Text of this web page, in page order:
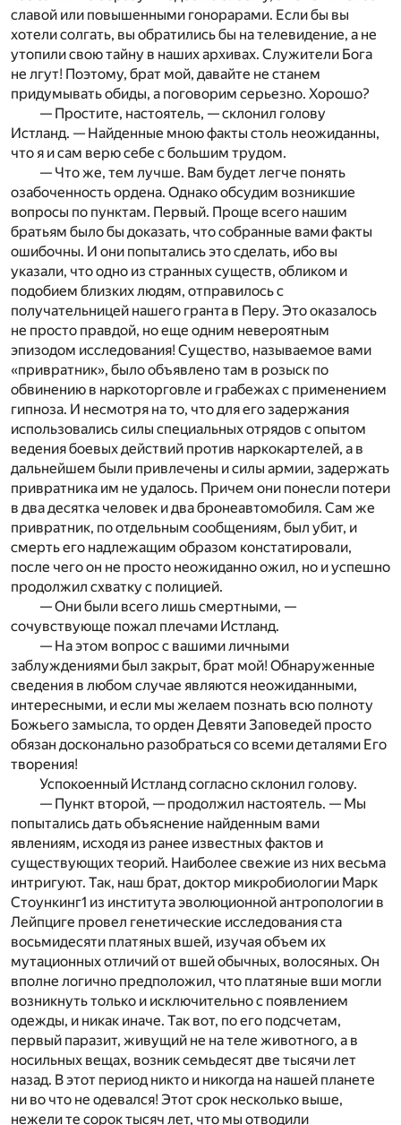
славой или повышенными гонорарами. Если бы вы
хотели солгать, вы обратились бы на телевидение, а не
утопили свою тайну в наших архивах. Служители Бога
не лгут! Поэтому, брат мой, давайте не станем
придумывать обиды, а поговорим серьезно. Хорошо?
— Простите, настоятель, — склонил голову
Истланд. — Найденные мною факты столь неожиданны,
что я и сам верю себе с большим трудом.
— Что же, тем лучше. Вам будет легче понять
озабоченность ордена. Однако обсудим возникшие
вопросы по пунктам. Первый. Проще всего нашим
братьям было бы доказать, что собранные вами факты
ошибочны. И они попытались это сделать, ибо вы
указали, что одно из странных существ, обликом и
подобием близких людям, отправилось с
получательницей нашего гранта в Перу. Это оказалось
не просто правдой, но еще одним невероятным
эпизодом исследования! Существо, называемое вами
«привратник», было объявлено там в розыск по
обвинению в наркоторговле и грабежах с применением
гипноза. И несмотря на то, что для его задержания
использовались силы специальных отрядов с опытом
ведения боевых действий против наркокартелей, а в
дальнейшем были привлечены и силы армии, задержать
привратника им не удалось. Причем они понесли потери
в два десятка человек и два бронеавтомобиля. Сам же
привратник, по отдельным сообщениям, был убит, и
смерть его надлежащим образом констатировали,
после чего он не просто неожиданно ожил, но и успешно
продолжил схватку с полицией.
— Они были всего лишь смертными, —
сочувствующе пожал плечами Истланд.
— На этом вопрос с вашими личными
заблуждениями был закрыт, брат мой! Обнаруженные
сведения в любом случае являются неожиданными,
интересными, и если мы желаем познать всю полноту
Божьего замысла, то орден Девяти Заповедей просто
обязан досконально разобраться со всеми деталями Его
творения!
Успокоенный Истланд согласно склонил голову.
— Пункт второй, — продолжил настоятель. — Мы
попытались дать объяснение найденным вами
явлениям, исходя из ранее известных фактов и
существующих теорий. Наиболее свежие из них весьма
интригуют. Так, наш брат, доктор микробиологии Марк
Стоункинг1 из института эволюционной антропологии в
Лейпциге провел генетические исследования ста
восьмидесяти платяных вшей, изучая объем их
мутационных отличий от вшей обычных, волосяных. Он
вполне логично предположил, что платяные вши могли
возникнуть только и исключительно с появлением
одежды, и никак иначе. Так вот, по его подсчетам,
первый паразит, живущий не на теле животного, а в
носильных вещах, возник семьдесят две тысячи лет
назад. В этот период никто и никогда на нашей планете
ни во что не одевался! Этот срок несколько выше,
нежели те сорок тысяч лет, что мы отводили